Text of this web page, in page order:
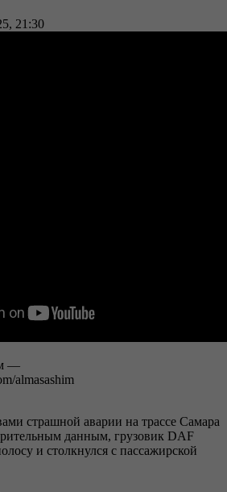
21:30
—
almasashim
страшной аварии на трассе Самара
данным, грузовик DAF
и столкнулся с пассажирской